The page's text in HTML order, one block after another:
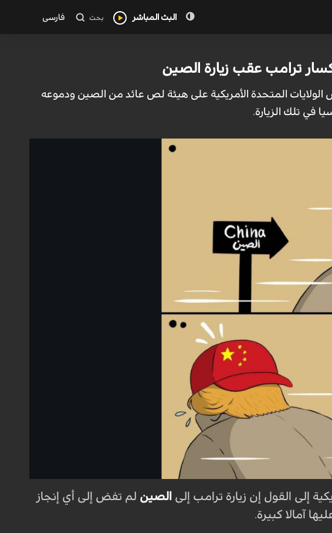
البث المباشر بحث فارسی
ترامب عقب زيارة الصين
المتحدة الأمريكية على هيئة لص عائد من الصين ودموعه
في تلك الزيارة.
إلى القول إن زيارة ترامب إلى الصين لم تفض إلى أي إنجاز
آمالا كبيرة.